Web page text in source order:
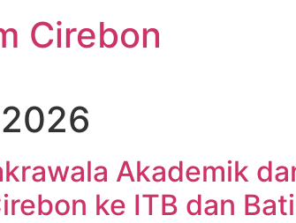
Cirebon
Akademik
ke ITB dan